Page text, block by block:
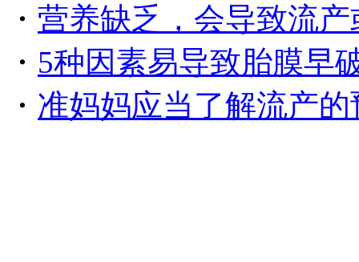
・ 营养缺乏，会导致流产
・ 5种因素易导致胎膜早
・ 准妈妈应当了解流产